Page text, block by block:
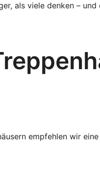
als viele denken –
empfehlen wir